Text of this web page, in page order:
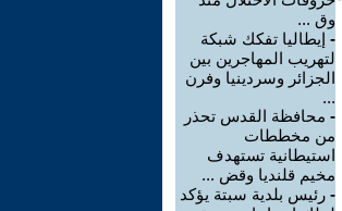
وق ...
- إيطاليا تفكك شبكة
لتهريب المهاجرين بين
الجزائر وسردينيا وفرن
...
- محافظة القدس تحذر
من مخططات
استيطانية تستهدف
مخيم قلنديا وقض ...
- رئيس بلدية سبتة يؤكد